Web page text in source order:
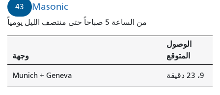
43 Masonic
من الساعة 5 صباحاً حتى منتصف الليل يومياً
وجهة
الوصول
المتوقع
Munich + Geneva 9، 23 دقيقة